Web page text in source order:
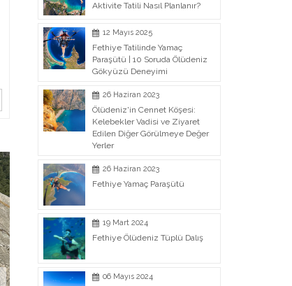
Aktivite Tatili Nasıl Planlanır?
12 Mayıs 2025
Fethiye Tatilinde Yamaç
Paraşütü | 10 Soruda Ölüdeniz
Gökyüzü Deneyimi
26 Haziran 2023
Ölüdeniz'in Cennet Köşesi:
Kelebekler Vadisi ve Ziyaret
Edilen Diğer Görülmeye Değer
Yerler
26 Haziran 2023
Fethiye Yamaç Paraşütü
19 Mart 2024
Fethiye Ölüdeniz Tüplü Dalış
06 Mayıs 2024